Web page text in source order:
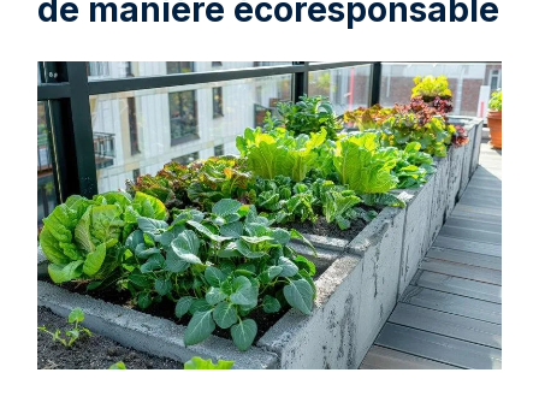
de manière écoresponsable